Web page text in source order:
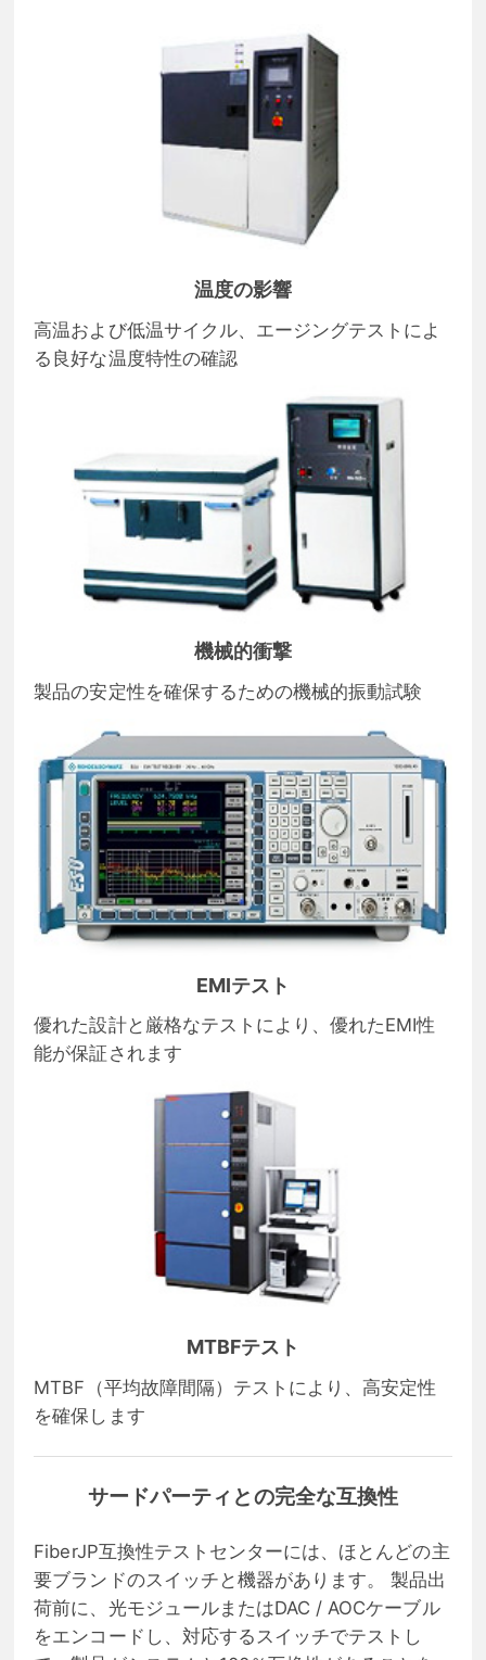
温度の影響
高温および低温サイクル、エージングテストによ
る良好な温度特性の確認
機械的衝撃
製品の安定性を確保するための機械的振動試験
EMIテスト
優れた設計と厳格なテストにより、優れたEMI性
能が保証されます
MTBFテスト
MTBF（平均故障間隔）テストにより、高安定性
を確保します
サードパーティとの完全な互換性
FiberJP互換性テストセンターには、ほとんどの主
要ブランドのスイッチと機器があります。 製品出
荷前に、光モジュールまたはDAC / AOCケーブル
をエンコードし、対応するスイッチでテストし